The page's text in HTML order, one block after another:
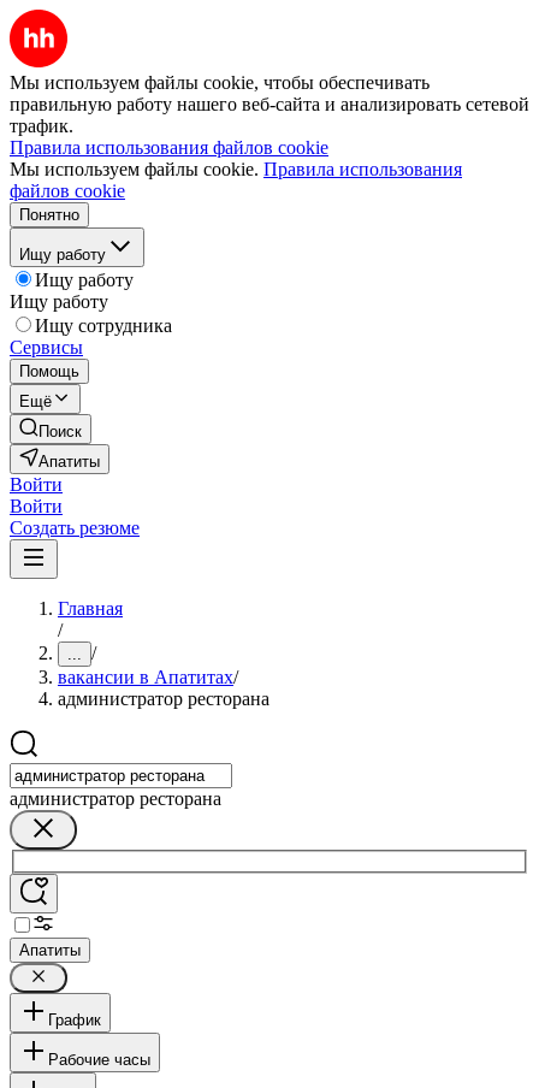
Мы используем файлы cookie, чтобы обеспечивать
правильную работу нашего веб-сайта и анализировать сетевой
трафик.
Правила использования файлов cookie
Мы используем файлы cookie. Правила использования
файлов cookie
Понятно
Ищу работу
Ищу работу
Ищу работу
Ищу сотрудника
Сервисы
Помощь
Ещё
Поиск
Апатиты
Войти
Войти
Создать резюме
Главная
/
... /
вакансии в Апатитах/
администратор ресторана
администратор ресторана
Апатиты
График
Рабочие часы